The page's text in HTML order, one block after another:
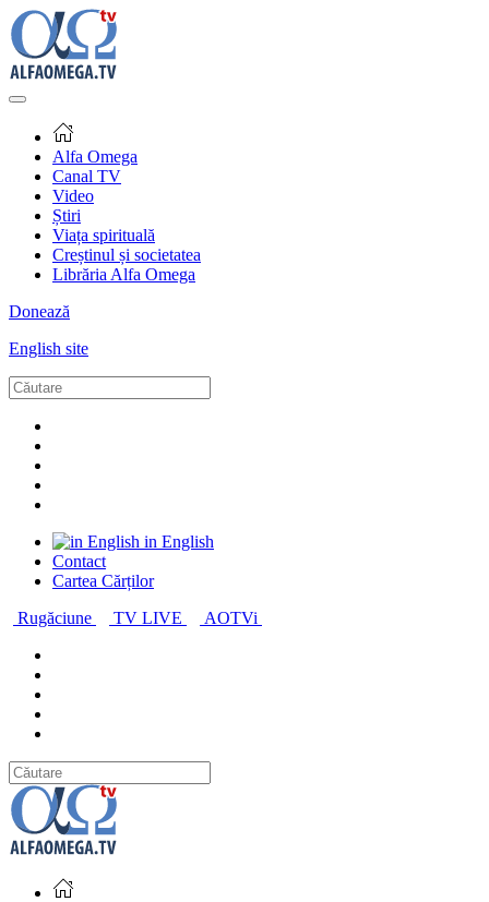
Alfa Omega
Canal TV
Video
Știri
Viața spirituală
Creștinul și societatea
Librăria Alfa Omega
Donează
English site
in English
Contact
Cartea Cărților
Rugăciune
TV LIVE AOTVi